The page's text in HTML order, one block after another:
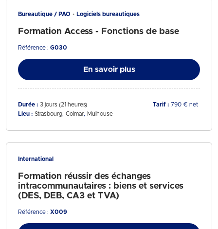
Bureautique / PAO Logiciels bureautiques
Formation Access - Fonctions de base
Référence : G030
En savoir plus
Durée : 3 jours (21 heures) Tarif : 790 € net
Lieu : Strasbourg Colmar Mulhouse
International
Formation réussir des échanges
intracommunautaires : biens et services
(DES, DEB, CA3 et TVA)
Référence : X009